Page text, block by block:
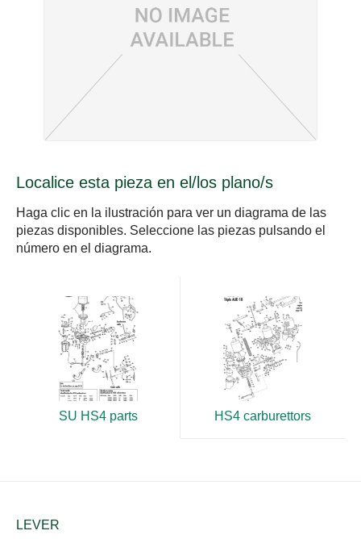
Localice esta pieza en el/los plano/s
Haga clic en la ilustración para ver un diagrama de las
piezas disponibles. Seleccione las piezas pulsando el
número en el diagrama.
SU HS4 parts HS4 carburettors
LEVER